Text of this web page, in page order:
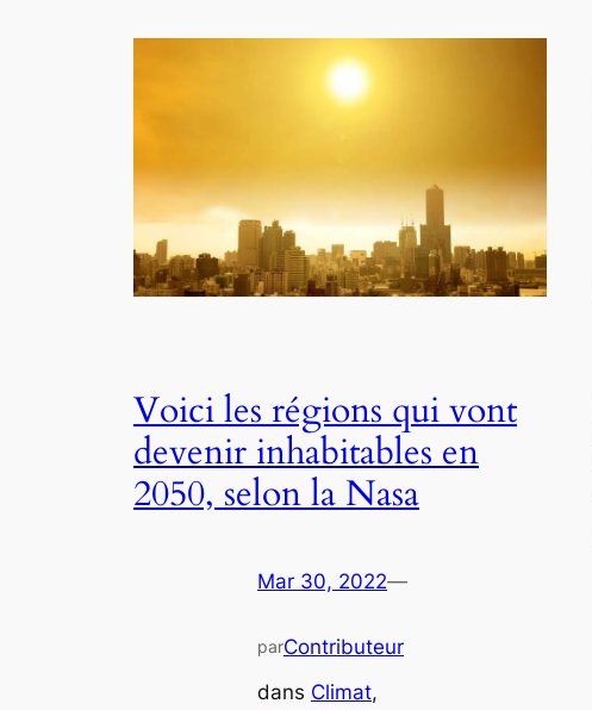
Voici les régions qui vont
devenir inhabitables en
2050, selon la Nasa
Mar 30, 2022—
parContributeur
dans Climat